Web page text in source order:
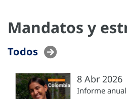
Mandatos y
Todos
8 Abr 2026
Informe